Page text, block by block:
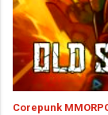
Corepunk